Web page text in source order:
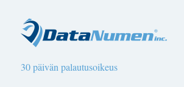
30 päivän palautusoikeus